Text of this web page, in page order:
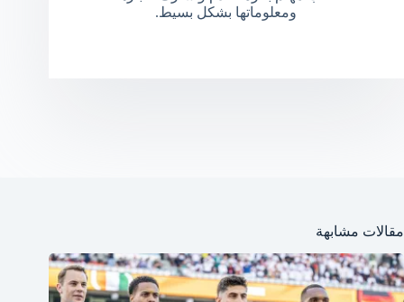
ومعلوماتها بشكل بسيط.
مقالات مشابهة